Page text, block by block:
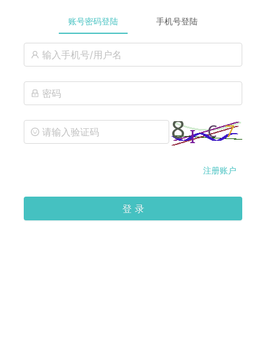
账号密码登陆 手机号登陆
注册账户
登 录